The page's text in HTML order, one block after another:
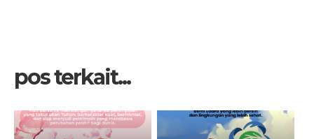
pos terkait...